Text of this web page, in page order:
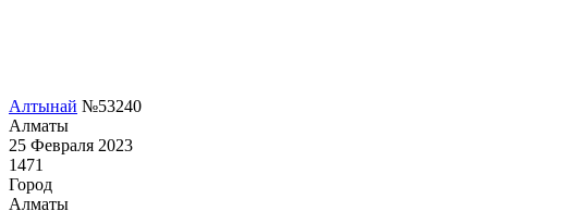
Алтынай №53240
Алматы
25 Февраля 2023
1471
Город
Алматы